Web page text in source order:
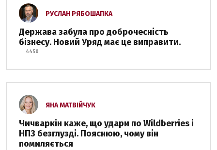
РУСЛАН РЯБОШАПКА
Держава забула про доброчесність
бізнесу. Новий Уряд має це виправити.
4450
ЯНА МАТВІЙЧУК
Чичваркін каже, що удари по Wildberries і
НПЗ безглузді. Пояснюю, чому він
помиляється